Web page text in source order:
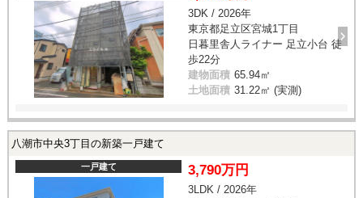
3DK / 2026年
東京都足立区宮城1丁目
日暮里舎人ライナー 足立小台 徒
歩22分
建物面積 65.94㎡
土地面積 31.22㎡ (実測)
八潮市中央3丁目の新築一戸建て
一戸建て 3,790万円
3LDK / 2026年